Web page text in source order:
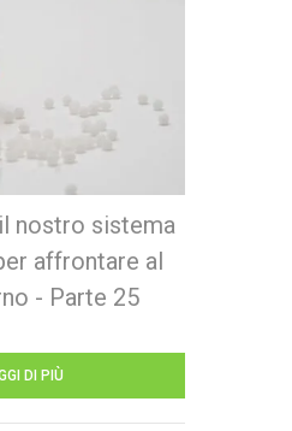
nostro sistema
affrontare al
- Parte 25
DI PIÙ